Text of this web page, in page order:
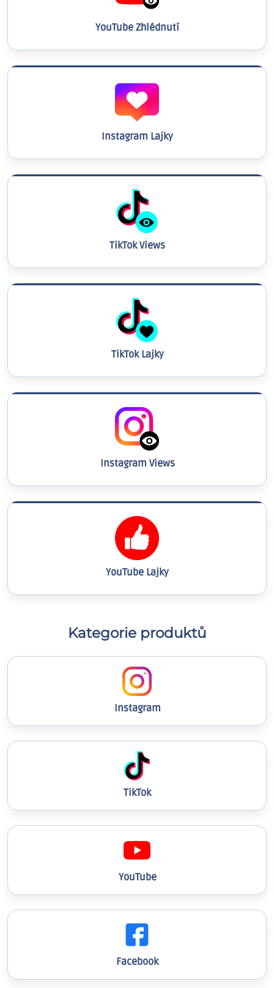
YouTube Zhlédnutí
Instagram Lajky
TikTok Views
TikTok Lajky
Instagram Views
YouTube Lajky
Kategorie produktů
Instagram
TikTok
YouTube
Facebook